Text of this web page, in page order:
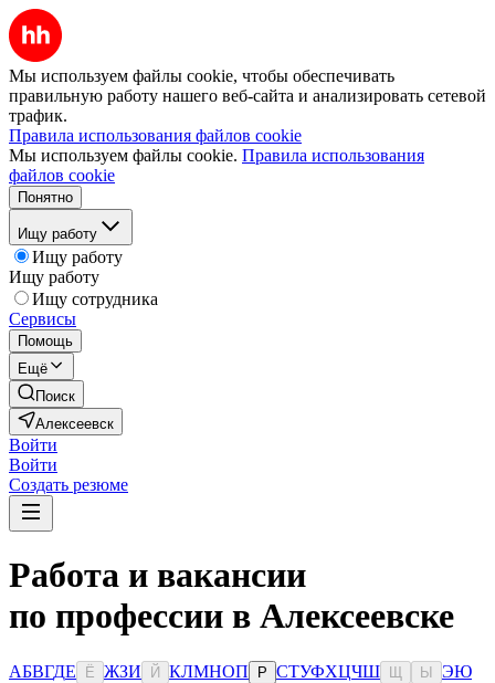
Мы используем файлы cookie, чтобы обеспечивать
правильную работу нашего веб-сайта и анализировать сетевой
трафик.
Правила использования файлов cookie
Мы используем файлы cookie. Правила использования
файлов cookie
Понятно
Ищу работу
Ищу работу
Ищу работу
Ищу сотрудника
Сервисы
Помощь
Ещё
Поиск
Алексеевск
Войти
Войти
Создать резюме
Работа и вакансии
по профессии в Алексеевске
АБВГДЕ Ё ЖЗИ Й КЛМНОП Р СТУФХЦЧШ Ы ЭЮ